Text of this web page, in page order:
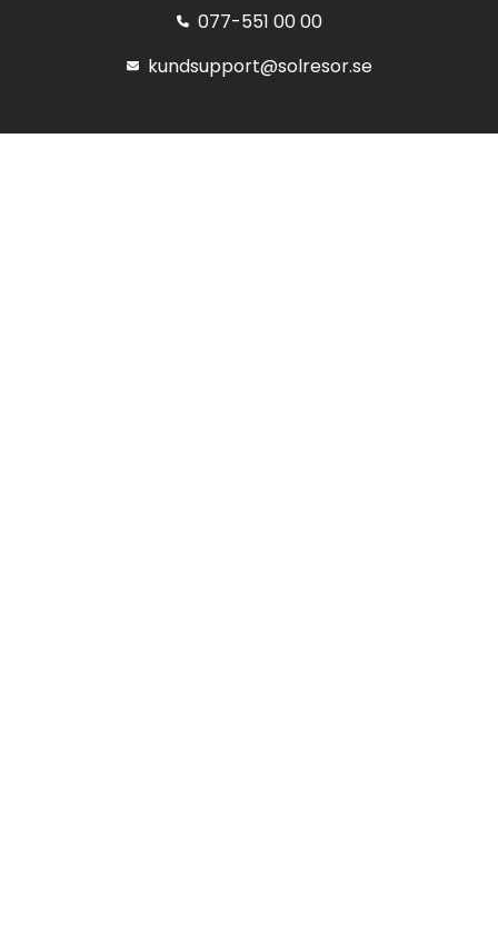
077-551 00 00
kundsupport@solresor.se